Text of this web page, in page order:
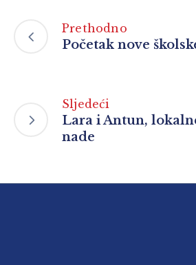
Prethodno
Početak nove
Sljedeći
Lara i Antun,
nade